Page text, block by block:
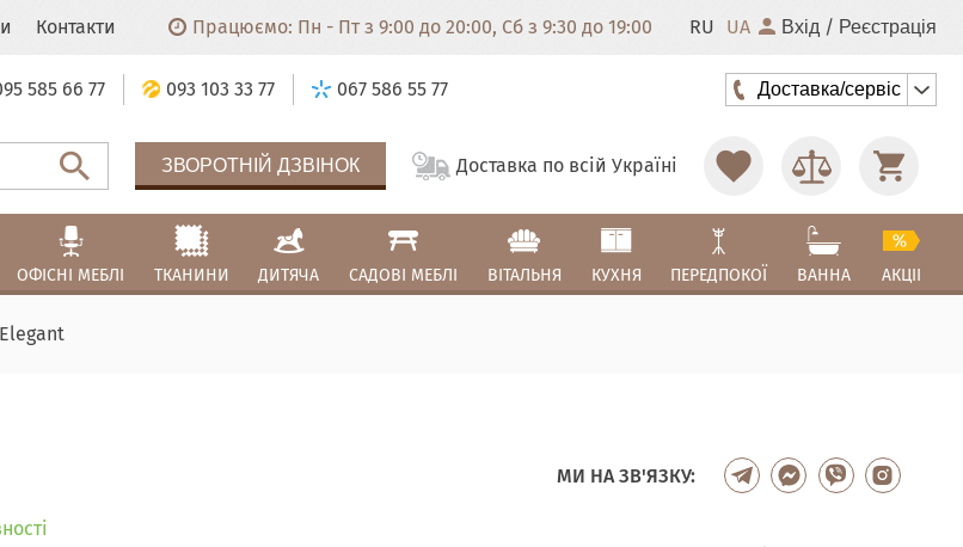
Контакти Працюємо: Пн - Пт з 9:00 до 20:00, Сб з 9:30 до 19:00 RU UA Вхід / Реєстрація
585 66 77 093 103 33 77 067 586 55 77 Доставка/сервіс
ЗВОРОТНІЙ ДЗВІНОК Доставка по всій Україні
ОФІСНІ МЕБЛІ ТКАНИНИ ДИТЯЧА САДОВІ МЕБЛІ ВІТАЛЬНЯ КУХНЯ ПЕРЕДПОКОЇ ВАННА АКЦІІ
МИ НА ЗВ'ЯЗКУ: